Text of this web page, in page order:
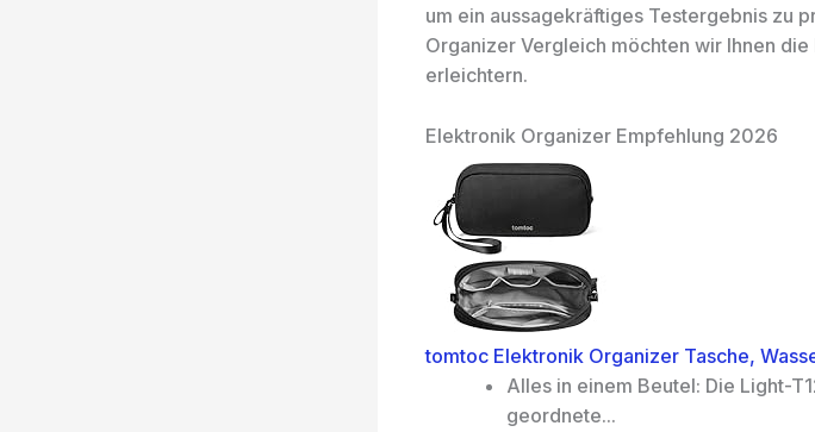
um ein aussagekräftiges Testergebnis zu
Organizer Vergleich möchten wir Ihnen
erleichtern.
Elektronik Organizer Empfehlung 2026
tomtoc Elektronik Organizer Tasche,
Alles in einem Beutel: Die Light-
geordnete...